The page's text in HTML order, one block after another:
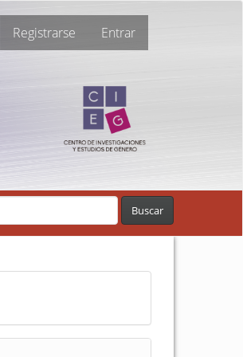
Registrarse Entrar
Buscar